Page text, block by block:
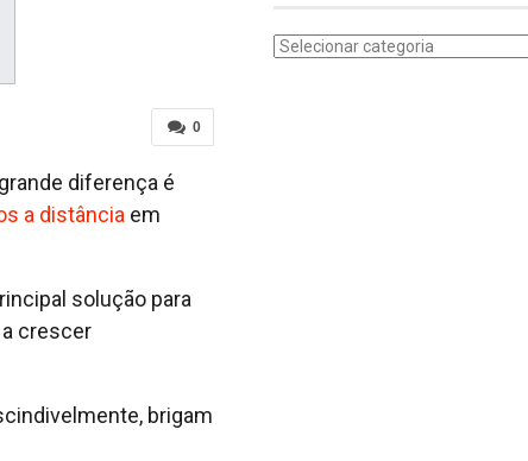
0
diferença é
a distância em
solução para
crescer
brigam
Categorias